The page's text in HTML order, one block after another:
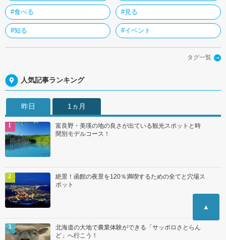
#食べる #見る
#知る #イベント
タグ一覧
人気記事ランキング
昨日 1ヵ月
富良野・美瑛の地の良さが出ている観光スポットと時
間別モデルコース！
絶景！函館の夜景を120％満喫するための全てと穴場ス
ポット
北海道の大地で農業体験ができる「サッポロさとらん
ど」へ行こう！
▲